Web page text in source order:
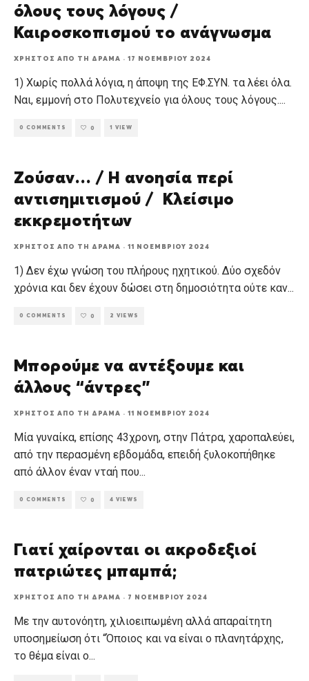
όλους τους λόγους /
Καιροσκοπισμού το ανάγνωσμα
ΧΡΉΣΤΟΣ ΑΠΌ ΤΗ ΔΡΆΜΑ · 17 ΝΟΕΜΒΡΊΟΥ 2024
1) Χωρίς πολλά λόγια, η άποψη της ΕΦ.ΣΥΝ. τα λέει όλα.
Ναι, εμμονή στο Πολυτεχνείο για όλους τους λόγους....
0 COMMENTS 0 1 VIEW
Ζούσαν… / Η ανοησία περί
αντισημιτισμού / Κλείσιμο
εκκρεμοτήτων
ΧΡΉΣΤΟΣ ΑΠΌ ΤΗ ΔΡΆΜΑ · 11 ΝΟΕΜΒΡΊΟΥ 2024
1) Δεν έχω γνώση του πλήρους ηχητικού. Δύο σχεδόν
χρόνια και δεν έχουν δώσει στη δημοσιότητα ούτε καν...
0 COMMENTS 0 2 VIEWS
Μπορούμε να αντέξουμε και
άλλους “άντρες”
ΧΡΉΣΤΟΣ ΑΠΌ ΤΗ ΔΡΆΜΑ · 11 ΝΟΕΜΒΡΊΟΥ 2024
Μία γυναίκα, επίσης 43χρονη, στην Πάτρα, χαροπαλεύει,
από την περασμένη εβδομάδα, επειδή ξυλοκοπήθηκε
από άλλον έναν νταή που...
0 COMMENTS 0 4 VIEWS
Γιατί χαίρονται οι ακροδεξιοί
πατριώτες μπαμπά;
ΧΡΉΣΤΟΣ ΑΠΌ ΤΗ ΔΡΆΜΑ · 7 ΝΟΕΜΒΡΊΟΥ 2024
Με την αυτονόητη, χιλιοειπωμένη αλλά απαραίτητη
υποσημείωση ότι “Όποιος και να είναι ο πλανητάρχης,
το θέμα είναι ο...